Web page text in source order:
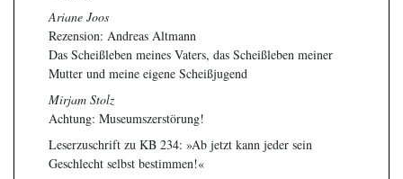
Ariane Joos
Rezension: Andreas Altmann
Das Scheißleben meines Vaters, das Scheißleben meiner
Mutter und meine eigene Scheißjugend
Mirjam Stolz
Achtung: Museumszerstörung!
Leserzuschrift zu KB 234: »Ab jetzt kann jeder sein
Geschlecht selbst bestimmen!«